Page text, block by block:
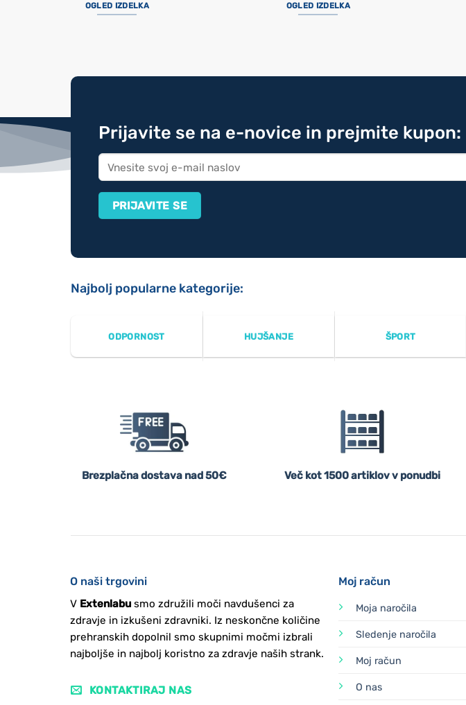
OGLED IZDELKA OGLED IZDELKA
Prijavite se na e-novice in prejmite kupon:
Najbolj popularne kategorije:
ODPORNOST HUJŠANJE ŠPORT
Brezplačna dostava nad 50€ Več kot 1500 artiklov v ponudbi
O naši trgovini
V Extenlabusmo združili moči navdušenci za
zdravje in izkušeni zdravniki. Iz neskončne količine
prehranskih dopolnil smo skupnimi močmi izbrali
najboljše in najbolj koristno za zdravje naših strank.
KONTAKTIRAJ NAS
Moj račun
Moja naročila
Sledenje naročila
Moj račun
O nas